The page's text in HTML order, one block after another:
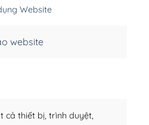
Website
website
cả thiết bị, trình duyệt,